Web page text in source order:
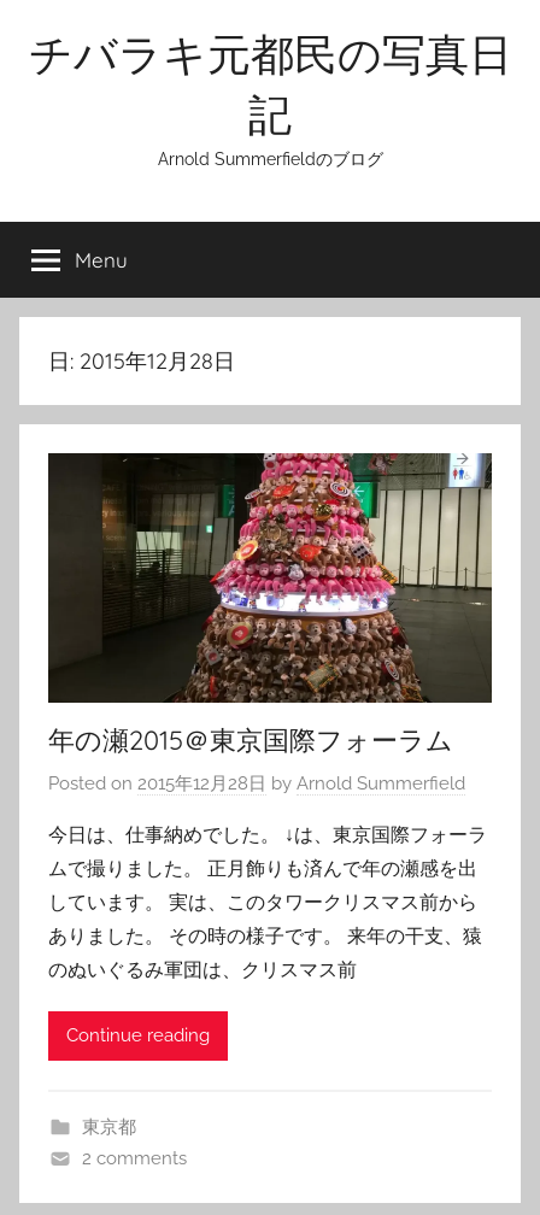
content
チバラキ元都民の写真日
記
Arnold Summerfieldのブログ
Menu
日: 2015年12月28日
年の瀬2015＠東京国際フォーラム
Posted on 2015年12月28日 by Arnold Summerfield
今日は、仕事納めでした。 ↓は、東京国際フォーラ
ムで撮りました。 正月飾りも済んで年の瀬感を出
しています。 実は、このタワークリスマス前から
ありました。 その時の様子です。 来年の干支、猿
のぬいぐるみ軍団は、クリスマス前
Continue reading
東京都
2 comments